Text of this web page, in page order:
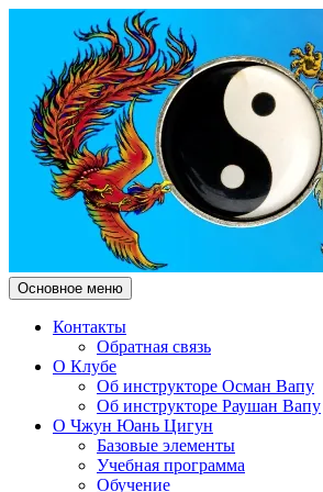
Чжун Юань
Поиск
Основное меню Перейти
к
Контакты
Обратная связь
О Клубе
Об инструкторе Осман Вапу
Об инструкторе Раушан Вапу
О Чжун Юань Цигун
Базовые элементы
Учебная программа
Обучение